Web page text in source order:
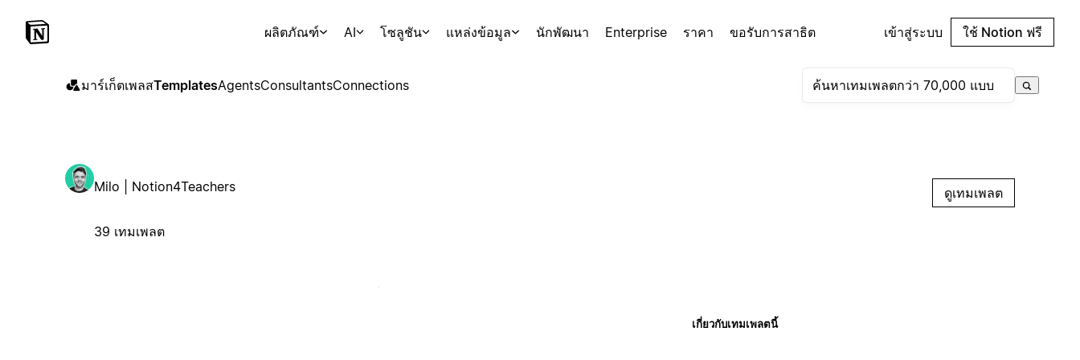
ผลิตภัณฑ์ AI โซลูชัน แหล่งข้อมูล นักพัฒนา Enterprise ราคา ขอรับการสาธิต เข้าสู่ระบบ ใช้ Notion ฟรี
มาร์เก็ตเพลสTemplatesAgentsConsultantsConnections
Milo | Notion4Teachers
39 เทมเพลต
ดูเทมเพลต
เกี่ยวกับเทมเพลตนี้